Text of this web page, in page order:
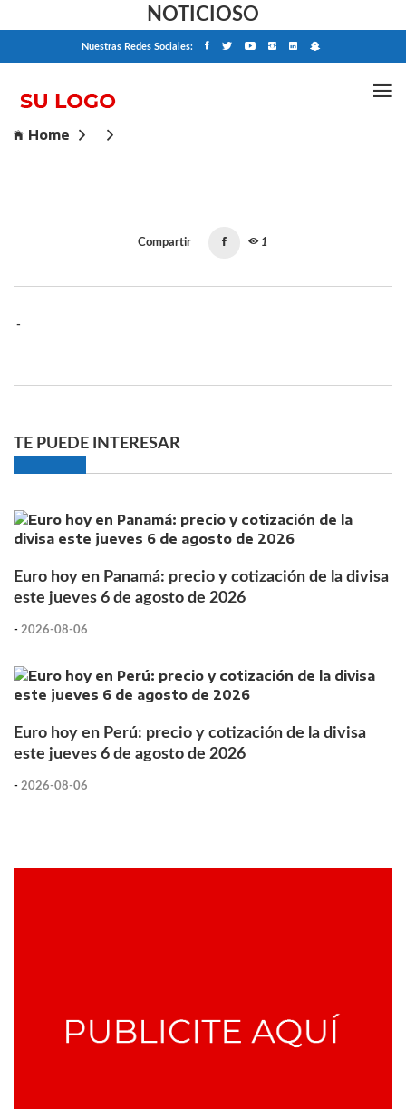
NOTICIOSO
Nuestras Redes Sociales:
Home
Compartir 1
-
TE PUEDE INTERESAR
Euro hoy en Panamá: precio y cotización de la divisa
este jueves 6 de agosto de 2026
- 2026-08-06
Euro hoy en Perú: precio y cotización de la divisa
este jueves 6 de agosto de 2026
- 2026-08-06